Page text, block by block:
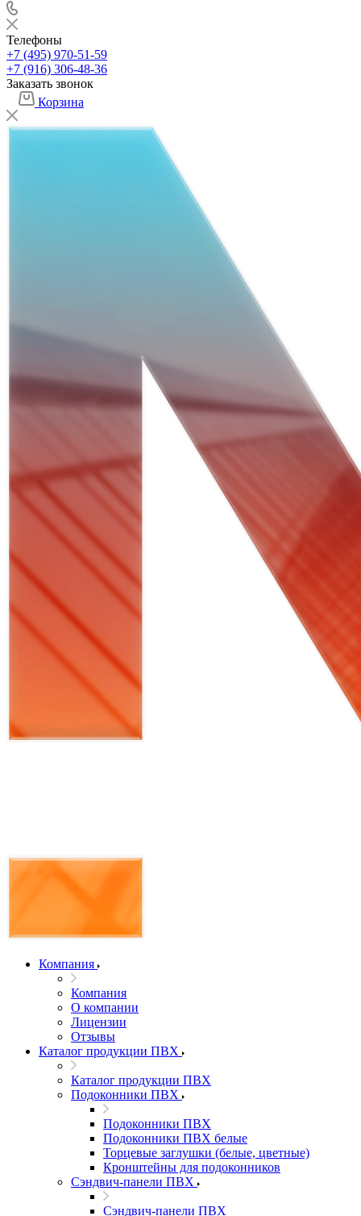
Телефоны
+7 (495) 970-51-59
+7 (916) 306-48-36
Заказать звонок
Корзина
Компания
Компания
О компании
Лицензии
Отзывы
Каталог продукции ПВХ
Каталог продукции ПВХ
Подоконники ПВХ
Подоконники ПВХ
Подоконники ПВХ белые
Торцевые заглушки (белые, цветные)
Кронштейны для подоконников
Сэндвич-панели ПВХ
Сэндвич-панели ПВХ